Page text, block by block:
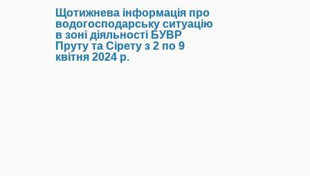
Щотижнева інформація про
водогосподарську ситуацію
в зоні діяльності БУВР
Пруту та Сірету з 2 по 9
квітня 2024 р.